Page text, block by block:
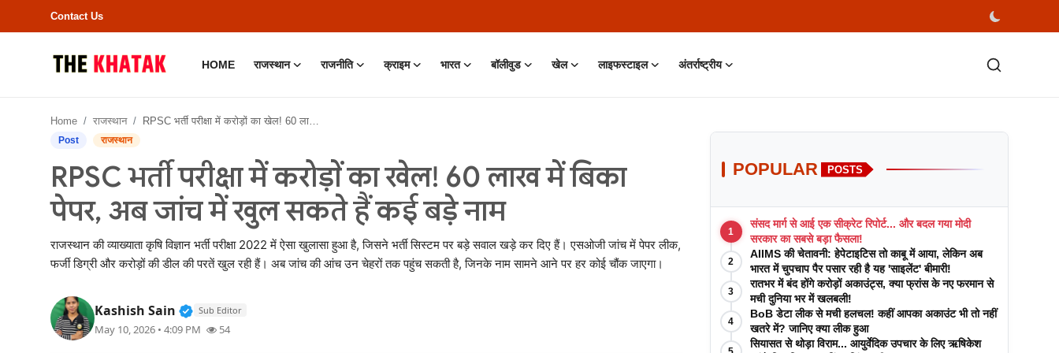
Contact Us
HOME राजस्थान राजनीति क्राइम भारत बॉलीवुड खेल लाइफस्टाइल अंतर्राष्ट्रीय
Contact Us
राजनीति
बॉलीवुड
Home राजस्थान RPSC भर्ती परीक्षा में करोड़ों का खेल! 60 लाख में बिका पेपर, अब जांच में खुल सकते हैं कई बड़े नाम
Post राजस्थान
RPSC भर्ती परीक्षा में करोड़ों का खेल! 60 लाख में बिका
पेपर, अब जांच में खुल सकते हैं कई बड़े नाम
राजस्थान की व्याख्याता कृषि विज्ञान भर्ती परीक्षा 2022 में ऐसा खुलासा हुआ है, जिसने भर्ती सिस्टम पर बड़े सवाल खड़े कर दिए हैं। एसओजी जांच में पेपर लीक,
फर्जी डिग्री और करोड़ों की डील की परतें खुल रही हैं। अब जांच की आंच उन चेहरों तक पहुंच सकती है, जिनके नाम सामने आने पर हर कोई चौंक जाएगा।
Kashish Sain Verified Public Figure • 11 Jun, 2026
Sub Editor
May 10, 2026 • 4:09 PM 54
POPULAR POSTS
1
संसद मार्ग से आई एक सीक्रेट रिपोर्ट... और बदल गया मोदी
सरकार का सबसे बड़ा फैसला!
2
AIIMS की चेतावनी: हेपेटाइटिस तो काबू में आया, लेकिन अब
भारत में चुपचाप पैर पसार रही है यह 'साइलेंट' बीमारी!
3
रातभर में बंद होंगे करोड़ों अकाउंट्स, क्या फ्रांस के नए फरमान से
मची दुनिया भर में खलबली!
4
BoB डेटा लीक से मची हलचल! कहीं आपका अकाउंट भी तो नहीं
खतरे में? जानिए क्या लीक हुआ
सियासत से थोड़ा विराम... आयुर्वेदिक उपचार के लिए ऋषिकेश